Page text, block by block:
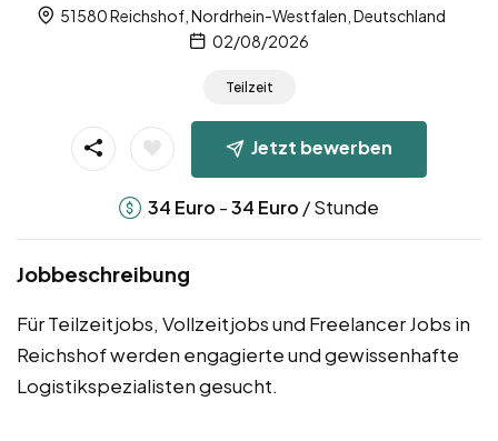
51580 Reichshof, Nordrhein-Westfalen, Deutschland
02/08/2026
Teilzeit
Jetzt bewerben
34 Euro -34 Euro / Stunde
Jobbeschreibung
Für Teilzeitjobs, Vollzeitjobs und Freelancer Jobs in
Reichshof werden engagierte und gewissenhafte
Logistikspezialisten gesucht.